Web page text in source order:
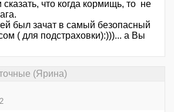
что когда кормищь, то не
был зачат в самый безопасный
( для подстраховки):)))... а Вы
(Ярина)